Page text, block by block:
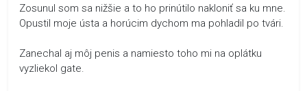
Zosunul som sa nižšie a to ho prinútilo nakloniť sa ku mne.
Opustil moje ústa a horúcim dychom ma pohladil po tvári.
Zanechal aj môj penis a namiesto toho mi na oplátku
vyzliekol gate.